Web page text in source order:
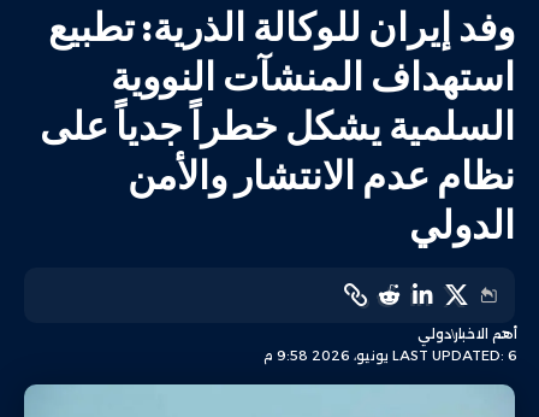
وفد إيران للوكالة الذرية: تطبيع
استهداف المنشآت النووية
السلمية يشكل خطراً جدياً على
نظام عدم الانتشار والأمن
الدولي
LAST UPDATED: 6 يونيو، 2026 9:58 م
أهم الاخباردولي